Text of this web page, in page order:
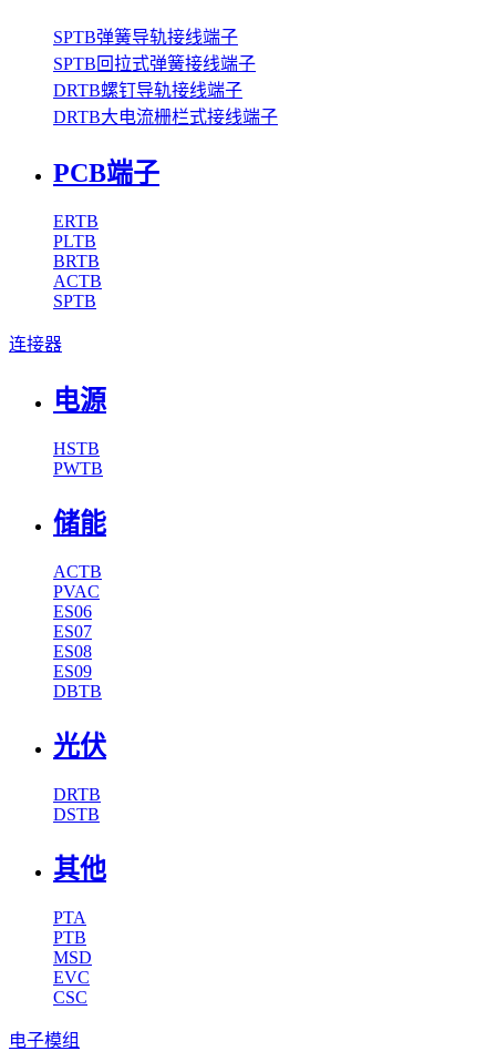
SPTB弹簧导轨接线端子
SPTB回拉式弹簧接线端子
DRTB螺钉导轨接线端子
DRTB大电流栅栏式接线端子
PCB端子
ERTB
PLTB
BRTB
ACTB
SPTB
连接器
电源
HSTB
PWTB
储能
ACTB
PVAC
ES06
ES07
ES08
ES09
DBTB
光伏
DRTB
DSTB
其他
PTA
PTB
MSD
EVC
CSC
电子模组